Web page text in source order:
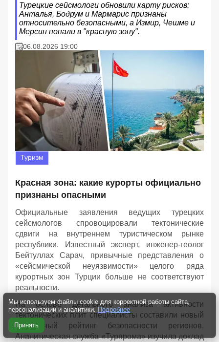
Турецкие сейсмологи обновили карту рисков:
Анталья, Бодрум и Мармарис признаны
относительно безопасными, а Измир, Чешме и
Мерсин попали в "красную зону".
06.08.2026 19:00
Туризм
Красная зона: какие курорты официально
признаны опасными
Официальные заявления ведущих турецких
сейсмологов спровоцировали тектонические
сдвиги на внутреннем туристическом рынке
республики. Известный эксперт, инженер-геолог
Бейтуллах Сарач, привычные представления о
«сейсмической неуязвимости» целого ряда
курортных зон Турции больше не соответствуют
реальности.
На основе детального анализа активности
тектонических плит специалисты составили новый
актуальный рейтинг безопасности регионов.
Аналитическая служба «Турпрома» изучила доклад
Мы используем файлы cookie для корректной работы сайта,
персонализации и аналитики. Подробнее
Принять